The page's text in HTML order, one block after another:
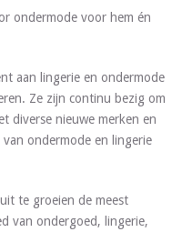
ondermode voor hem én
aan lingerie en ondermode
Ze zijn continu bezig om
diverse nieuwe merken en
ondermode en lingerie
te groeien de meest
van ondergoed, lingerie,